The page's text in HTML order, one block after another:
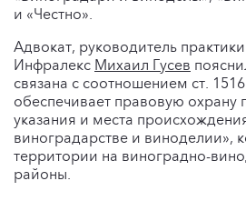
и «Честно».
Адвокат, руководитель
Инфралекс Михаил Гусев
связана с соотношением ст.
обеспечивает правовую охрану
указания и места
виноградарстве и виноделии»,
территории на виноградно-
районы.